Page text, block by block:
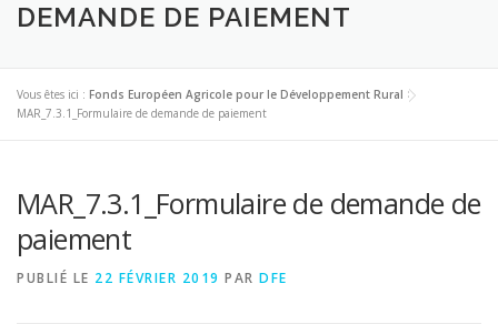
RESSOURCES DOCUMENTAIRES
DEMANDE DE PAIEMENT
Vous êtes ici : Fonds Européen Agricole pour le Développement Rural >
MAR_7.3.1_Formulaire de demande de paiement
MAR_7.3.1_Formulaire de demande de
paiement
PUBLIÉ LE 22 FÉVRIER 2019 PAR DFE